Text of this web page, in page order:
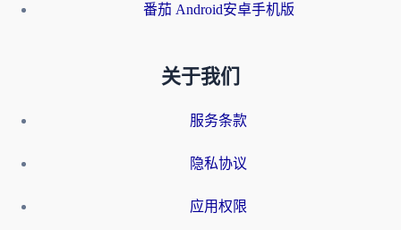
番茄 Android安卓手机版
关于我们
服务条款
隐私协议
应用权限